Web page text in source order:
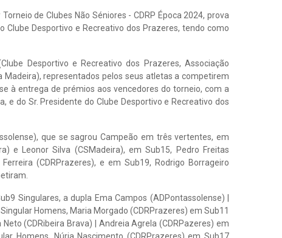
de Clubes Não Séniores - CDRP Época 2024, prova
Desportivo e Recreativo dos Prazeres, tendo como
Desportivo e Recreativo dos Prazeres, Associação
Madeira), representados pelos seus atletas a competirem
à entrega de prémios aos vencedores do torneio, com a
e do Sr. Presidente do Clube Desportivo e Recreativo dos
que se sagrou Campeão em três vertentes, em
e Leonor Silva (CSMadeira), em Sub15, Pedro Freitas
(CDRPrazeres), e em Sub19, Rodrigo Borrageiro
Singulares, a dupla Ema Campos (ADPontassolense) |
Homens, Maria Morgado (CDRPrazeres) em Sub11
(CDRibeira Brava) | Andreia Agrela (CDRPazeres) em